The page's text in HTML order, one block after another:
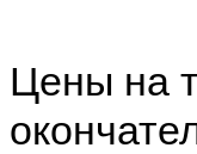
Цены на